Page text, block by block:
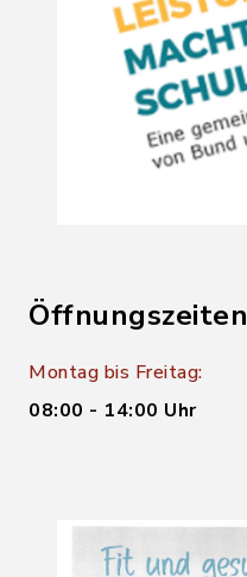
Öffnungszeiten
Montag bis Freitag:
08:00 - 14:00 Uhr